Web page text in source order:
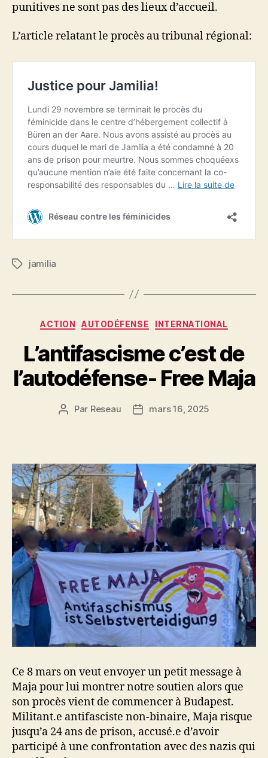
punitives ne sont pas des lieux d’accueil.
L’article relatant le procès au tribunal régional:
Étiquettes
jamilia
Catégories
ACTION AUTODÉFENSE INTERNATIONAL
L’antifascisme c’est de
l’autodéfense- Free Maja
Auteur
Par Reseau
Datemars 16, 2025
Ce 8 mars on veut envoyer un petit message à
Maja pour lui montrer notre soutien alors que
son procès vient de commencer à Budapest.
Militant.e antifasciste non-binaire, Maja risque
jusqu’a 24 ans de prison, accusé.e d’avoir
participé à une confrontation avec des nazis qui